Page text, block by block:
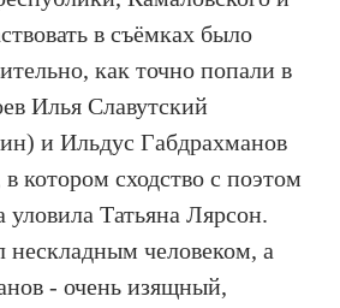
в съёмках было
как точно попали в
Илья Славутский
и Ильдус Габдрахманов
котором сходство с поэтом
Татьяна Лярсон.
человеком, а
- очень изящный,